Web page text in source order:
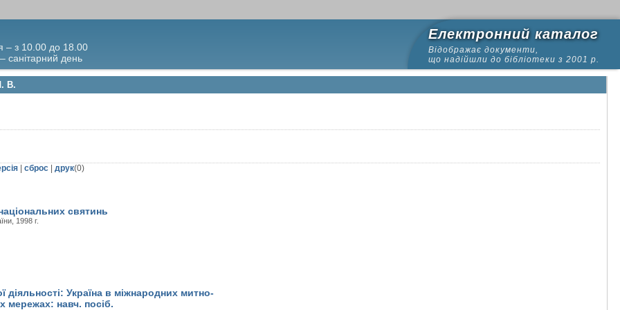
– з 10.00 до 18.00
санітарний день
Електронний каталог
Відображає документи,
що надійшли до бібліотеки з 2001 р.
В.
сброс друк(0)
святинь
1998 г.
діяльності: Україна в міжнародних митно-
мережах: навч. посіб.